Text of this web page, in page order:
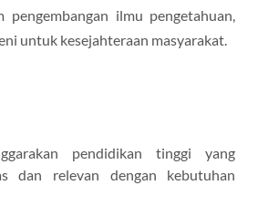
pengembangan ilmu pengetahuan,
untuk kesejahteraan masyarakat.
pendidikan tinggi yang
dan relevan dengan kebutuhan